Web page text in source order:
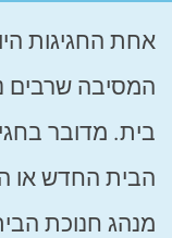
אחת החגיגות
המסיבה שרבים
בית. מדובר
הבית החדש או
מנהג חנוכת